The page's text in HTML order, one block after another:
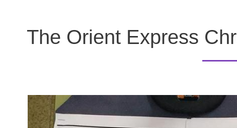
The Orient Express